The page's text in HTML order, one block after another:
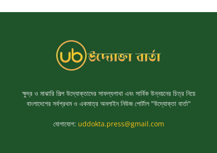
ক্ষুদ্র ও মাঝারি শিল্প উদ্যোক্তাদের সাফল্যগাথা এবং সার্বিক উন্নয়নের চিত্র নিয়ে
বাংলাদেশের সর্বপ্রথম ও একমাত্র অনলাইন নিউজ পোর্টাল "উদ্যোক্তা বার্তা"
যোগাযোগ: uddokta.press@gmail.com